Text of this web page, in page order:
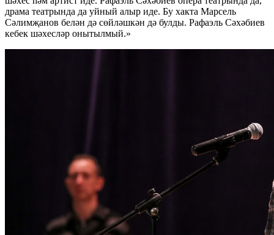
драма театрында да уйный алыр иде. Бу хакта Марсель
Сәлимҗанов белән дә сөйләшкән дә булды. Рафаэль Сәхәбиев
кебек шәхесләр онытылмый.»